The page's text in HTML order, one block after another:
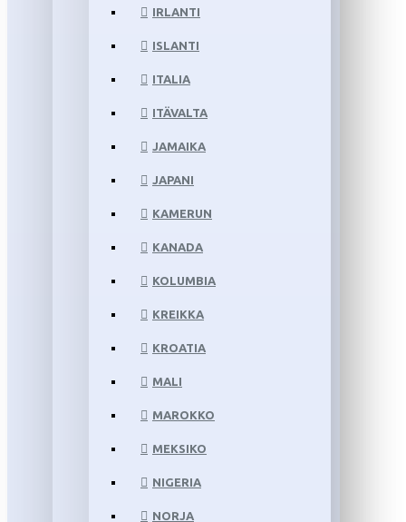
IRLANTI
ISLANTI
ITALIA
ITÄVALTA
JAMAIKA
JAPANI
KAMERUN
KANADA
KOLUMBIA
KREIKKA
KROATIA
MALI
MAROKKO
MEKSIKO
NIGERIA
NORJA